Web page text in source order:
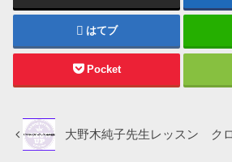
はてブ
Pocket
大野木純子先生レッスン ク